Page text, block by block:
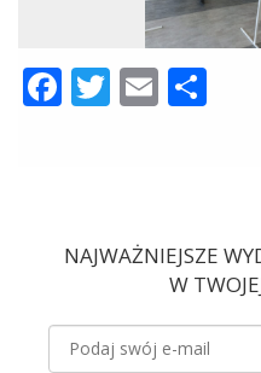
Facebook
Twitter
Email
NAJWAŻNIEJSZE
W